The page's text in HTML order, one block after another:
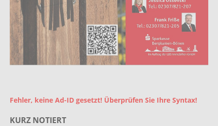
Fehler, keine Ad-ID gesetzt! Überprüfen Sie Ihre Syntax!
KURZ NOTIERT